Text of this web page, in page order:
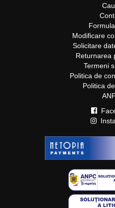
Modificare
Solicitare
Returnarea
Termeni
Politica de
Politica